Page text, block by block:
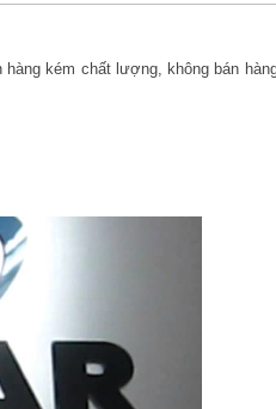
kém chất lượng, không bán